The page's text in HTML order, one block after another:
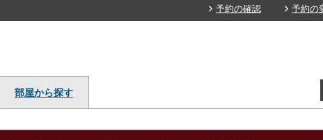
予約の確認 予約の
部屋から探す